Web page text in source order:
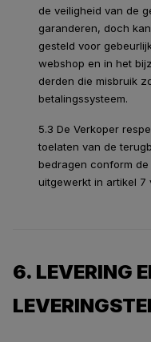
de veiligheid van de
garanderen, doch
gesteld voor
webshop en in het
derden die misbruik
betalingssysteem.
5.3 De Verkoper
toelaten van de
bedragen conform
uitgewerkt in artikel 7
6. LEVERING